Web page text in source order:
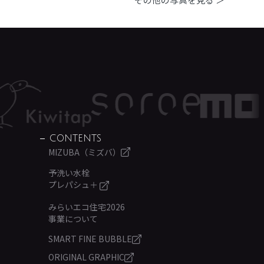
CONTENTS
MIZUBA（ミズバ）
予洗い水栓
プレパシュ＋
みらいエコ住宅2026
事業について
SMART FINE BUBBLE
ORIGINAL GRAPHIC